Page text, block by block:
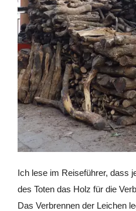
Ich lese im Reiseführer, dass
des Toten das Holz für die
Das Verbrennen der Leichen